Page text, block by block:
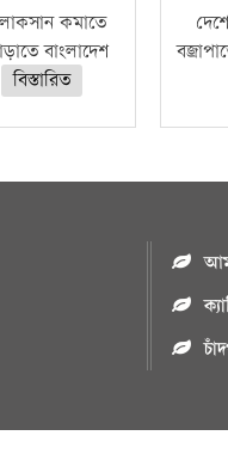
কমাতে
বাংলাদেশ
বিস্তারিত